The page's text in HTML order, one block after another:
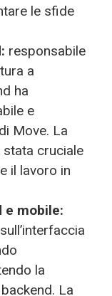
le sfide
responsabile
a
ha
e
Move. La
cruciale
il lavoro in
e mobile:
la
La